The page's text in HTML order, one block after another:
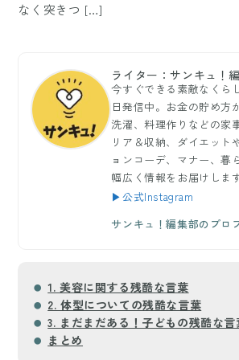
なく突きつ […]
ライター：サンキュ！
今すぐできる素敵なくら
日発信中。お金の貯め方
洗濯、料理作りなどの家
リア＆収納、ダイエット
ョンコーデ、マナー、暮
幅広く情報をお届けしま
▶公式Instagram
サンキュ！編集部のプロ
1. 美容に関する残酷な言葉
2. 体型についての残酷な言葉
3. まだまだある！子どもの残酷な言
まとめ